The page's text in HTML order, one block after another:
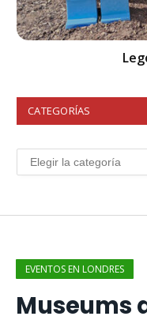
CATEGORÍAS
EVENTOS EN LONDRES
Museums